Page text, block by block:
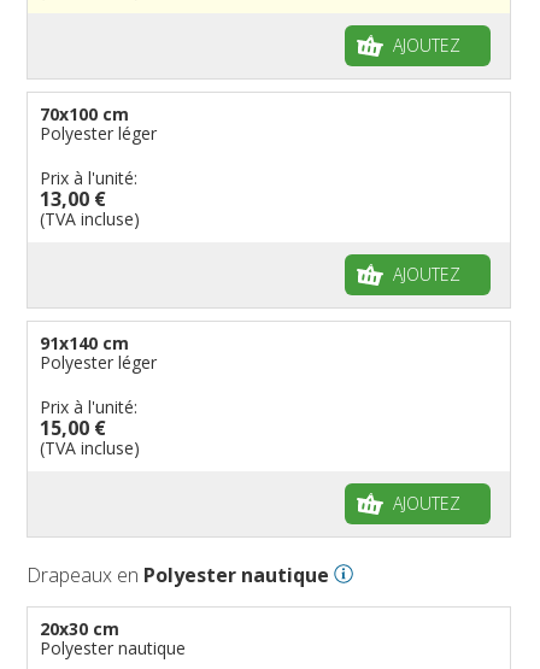
Cantons suisses
Drapeaux publicitaires
Drapeaux groupes ethniques & nations non
Drapeaux à voile et à goutte
Drapeaux pirates
Drapeaux de table
AJOUTEZ
70x100 cm
Polyester léger
Prix à l'unité:
13,00 €
(TVA incluse)
AJOUTEZ
91x140 cm
Polyester léger
Prix à l'unité:
15,00 €
(TVA incluse)
AJOUTEZ
Drapeaux en Polyester nautique
20x30 cm
Polyester nautique